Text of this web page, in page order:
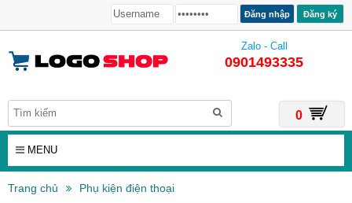
Đăng ký
Zalo - Call
0901493335
0
MENU
Trang chủ Phụ kiện điện thoại